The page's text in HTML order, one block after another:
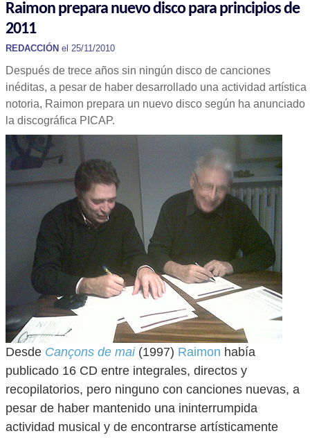
Raimon prepara nuevo disco para principios de
2011
REDACCIÓN el 25/11/2010
Después de trece años sin ningún disco de canciones
inéditas, a pesar de haber desarrollado una actividad artística
notoria, Raimon prepara un nuevo disco según ha anunciado
la discográfica PICAP.
Desde Cançons de mai(1997) Raimon había
publicado 16 CD entre integrales, directos y
recopilatorios, pero ninguno con canciones nuevas, a
pesar de haber mantenido una ininterrumpida
actividad musical y de encontrarse artísticamente